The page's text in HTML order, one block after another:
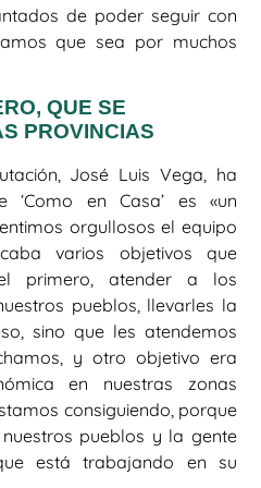
de poder seguir con
que sea por muchos
QUE SE
PROVINCIAS
José Luis Vega, ha
en Casa’ es «un
orgullosos el equipo
varios objetivos que
primero, atender a los
pueblos, llevarles la
sino que les atendemos
y otro objetivo era
en nuestras zonas
consiguiendo, porque
pueblos y la gente
está trabajando en su